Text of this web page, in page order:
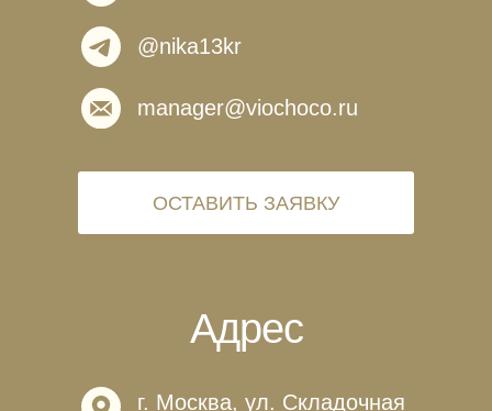
Адрес
@nika13kr
manager@viochoco.ru
ОСТАВИТЬ ЗАЯВКУ
г. Москва, ул. Складочная